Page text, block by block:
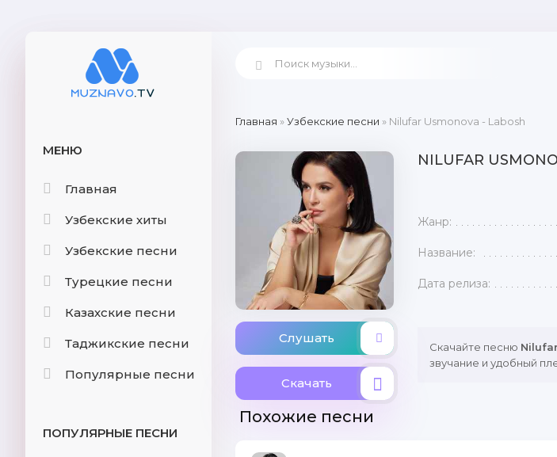
МЕНЮ
Главная
Узбекские хиты
Узбекские песни
Турецкие песни
Казахские песни
Таджикские песни
Популярные песни
ПОПУЛЯРНЫЕ ПЕСНИ
Главная »Узбекские песни » Nilufar Usmonova - Labosh
Слушать
Скачать
NILUFAR
Жанр:
Название:
Дата релиза:
Скачайте песню
звучание и удобный
Похожие песни